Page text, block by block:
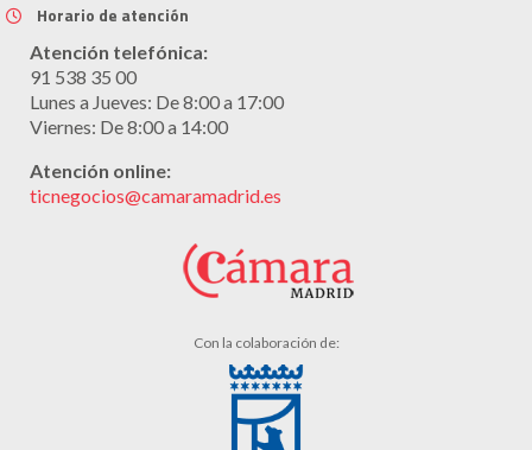
Horario de atención
Atención telefónica:
91 538 35 00
Lunes a Jueves: De 8:00 a 17:00
Viernes: De 8:00 a 14:00
Atención online:
ticnegocios@camaramadrid.es
Con la colaboración de: